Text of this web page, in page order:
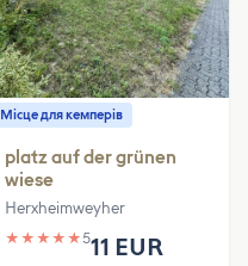
Місце для кемперів
platz auf der grünen
wiese
Herxheimweyher
★ ★ ★ ★ ★511 EUR